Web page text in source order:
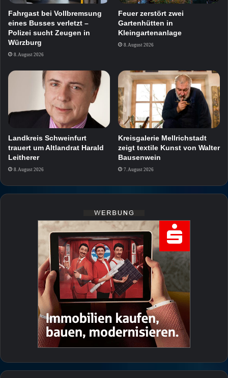
Fahrgast bei Vollbremsung
eines Busses verletzt –
Polizei sucht Zeugen in
Würzburg
8. August 2026
Feuer zerstört zwei
Gartenhütten in
Kleingartenanlage
8. August 2026
Landkreis Schweinfurt
trauert um Altlandrat Harald
Leitherer
8. August 2026
Kreisgalerie Mellrichstadt
zeigt textile Kunst von Walter
Bausenwein
7. August 2026